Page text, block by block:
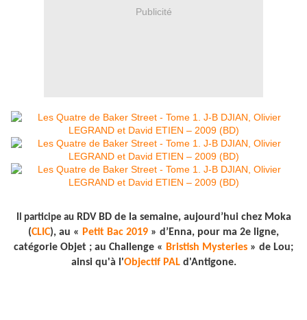
Publicité
Il participe auRDV BD de la semaine, aujourd’hui chez Moka
(CLIC), au « Petit Bac 2019 » d’Enna, pour ma 2e ligne,
catégorie Objet ; au Challenge « Bristish Mysteries » de Lou;
ainsi qu'à l'Objectif PALd'Antigone.